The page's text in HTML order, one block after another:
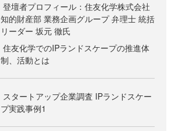
登壇者プロフィール：住友化学株式会社
知的財産部 業務企画グループ 弁理士 統括
リーダー 坂元 徹氏
住友化学でのIPランドスケープの推進体
制、活動とは
スタートアップ企業調査 IPランドスケー
プ実践事例1